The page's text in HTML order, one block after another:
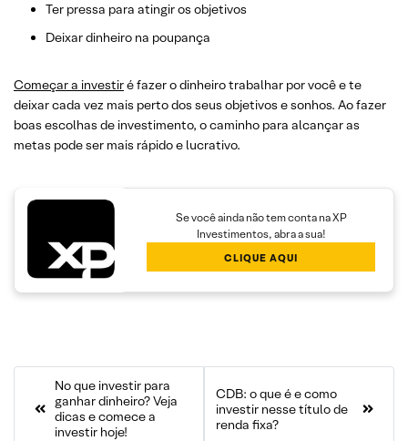
Ter pressa para atingir os objetivos
Deixar dinheiro na poupança
Começar a investiré fazer o dinheiro trabalhar por você e te
deixar cada vez mais perto dos seus objetivos e sonhos. Ao fazer
boas escolhas de investimento, o caminho para alcançar as
metas pode ser mais rápido e lucrativo.
Se você ainda não tem conta na XP
Investimentos, abra a sua!
CLIQUE AQUI
No que investir para
ganhar dinheiro? Veja
dicas e comece a
investir hoje!
CDB: o que é e como
investir nesse título de
renda fixa?